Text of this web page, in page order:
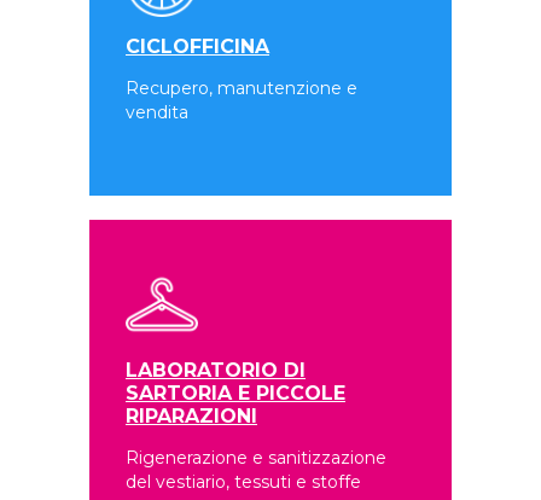
CICLOFFICINA
Recupero, manutenzione e
vendita
LABORATORIO DI
SARTORIA E PICCOLE
RIPARAZIONI
Rigenerazione e sanitizzazione
del vestiario, tessuti e stoffe